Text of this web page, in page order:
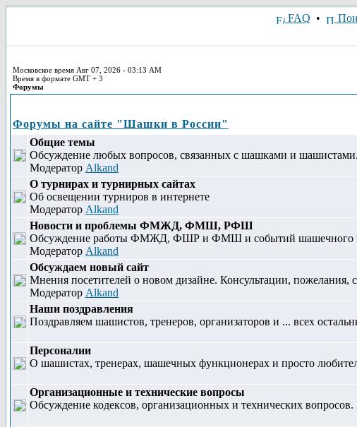
FAQ •
Московское время Авг 07, 2026 - 03:13 AM
Время в формате GMT + 3
Форумы
Форумы на сайте "Шашки в России"
Общие темы
Обсуждение любых вопросов, связанных с шашками и шашистами.
Модератор Alkand
О турнирах и турнирных сайтах
Об освещении турниров в интернете
Модератор Alkand
Новости и проблемы ФМЖД, ФМШ, РФШ
Обсуждение работы ФМЖД, ФШР и ФМШ и событий шашечного
Модератор Alkand
Обсуждаем новый сайт
Мнения посетителей о новом дизайне. Консультации, пожелания,
Модератор Alkand
Наши поздравления
Поздравляем шашистов, тренеров, организаторов и ... всех
Персоналии
О шашистах, тренерах, шашечных функционерах и просто
Организационные и технические вопросы
Обсуждение кодексов, организационных и технических